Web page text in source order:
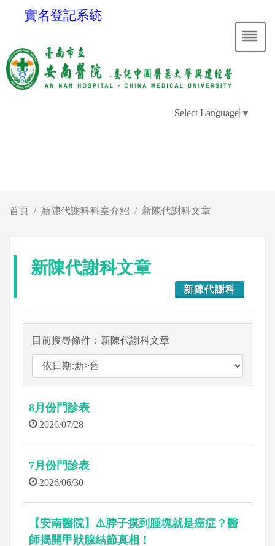
實名登記系統
Select Language ▼
首頁 新陳代謝科科室介紹 新陳代謝科文章
新陳代謝科文章
新陳代謝科
目前搜尋條件：新陳代謝科文章
8月份門診表
2026/07/28
7月份門診表
2026/06/30
【安南醫院】⚠️脖子摸到腫塊就是癌症？醫
師揭開甲狀腺結節真相！